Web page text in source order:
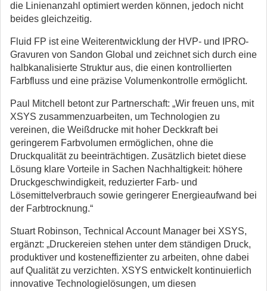
die Linienanzahl optimiert werden können, jedoch nicht
beides gleichzeitig.
Fluid FP ist eine Weiterentwicklung der HVP- und IPRO-
Gravuren von Sandon Global und zeichnet sich durch eine
halbkanalisierte Struktur aus, die einen kontrollierten
Farbfluss und eine präzise Volumenkontrolle ermöglicht.
Paul Mitchell betont zur Partnerschaft: „Wir freuen uns, mit
XSYS zusammenzuarbeiten, um Technologien zu
vereinen, die Weißdrucke mit hoher Deckkraft bei
geringerem Farbvolumen ermöglichen, ohne die
Druckqualität zu beeinträchtigen. Zusätzlich bietet diese
Lösung klare Vorteile in Sachen Nachhaltigkeit: höhere
Druckgeschwindigkeit, reduzierter Farb- und
Lösemittelverbrauch sowie geringerer Energieaufwand bei
der Farbtrocknung.“
Stuart Robinson, Technical Account Manager bei XSYS,
ergänzt: „Druckereien stehen unter dem ständigen Druck,
produktiver und kosteneffizienter zu arbeiten, ohne dabei
auf Qualität zu verzichten. XSYS entwickelt kontinuierlich
innovative Technologielösungen, um diesen